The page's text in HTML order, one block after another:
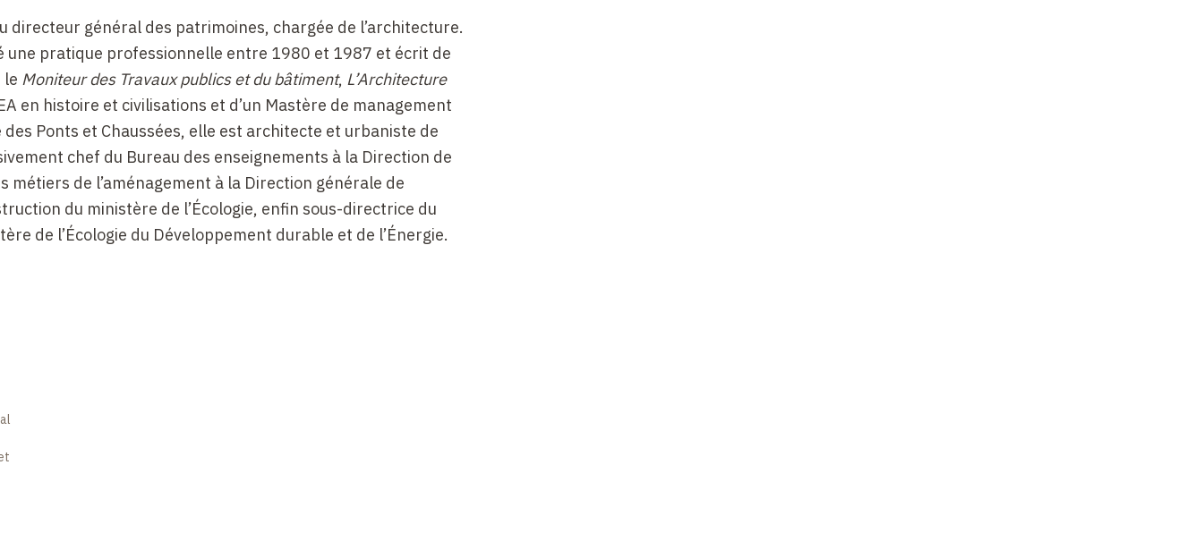
directeur général des patrimoines, chargée de l’architecture.
pratique professionnelle entre 1980 et 1987 et écrit de
le Moniteur des Travaux publics et du bâtiment, L’Architecture
en histoire et civilisations et d’un Mastère de management
Ponts et Chaussées, elle est architecte et urbaniste de
chef du Bureau des enseignements à la Direction de
métiers de l’aménagement à la Direction générale de
du ministère de l’Écologie, enfin sous-directrice du
de l’Écologie du Développement durable et de l’Énergie.